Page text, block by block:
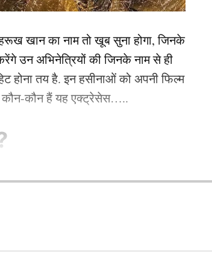
विराट कोहली कप्तान रोहित शर्मा के
सारी लाइमलाइट, प्रीति ज़िंटा को भी दे
खान का नाम तो खूब सुना होगा, जिनके
उन अभिनेत्रियों की जिनके नाम से ही
होना तय है. इन हसीनाओं को अपनी फिल्म
कौन-कौन हैं यह एक्ट्रेसेस…..